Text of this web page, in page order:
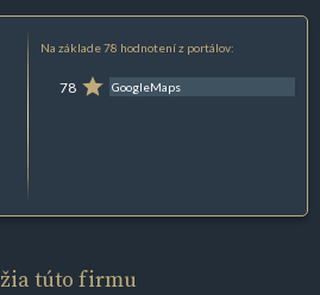
Na základe 78 hodnotení z portálov:
78 GoogleMaps
túto firmu